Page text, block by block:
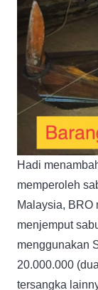
Hadi
memperoleh
Malaysia, BRO
menjemput
menggunakan
20.000.000
tersangka